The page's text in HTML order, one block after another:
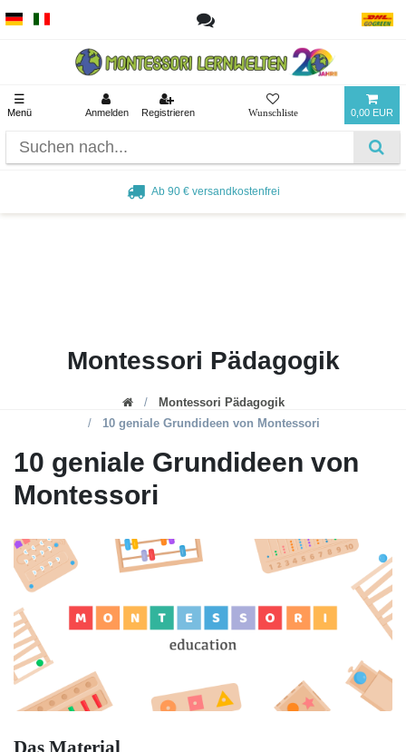
☰
Menü Anmelden Registrieren 0,00 EUR
Ab 90 € versandkostenfrei
Montessori Pädagogik
Montessori Pädagogik
10 geniale Grundideen von Montessori
10 geniale Grundideen von
Montessori
Das Material